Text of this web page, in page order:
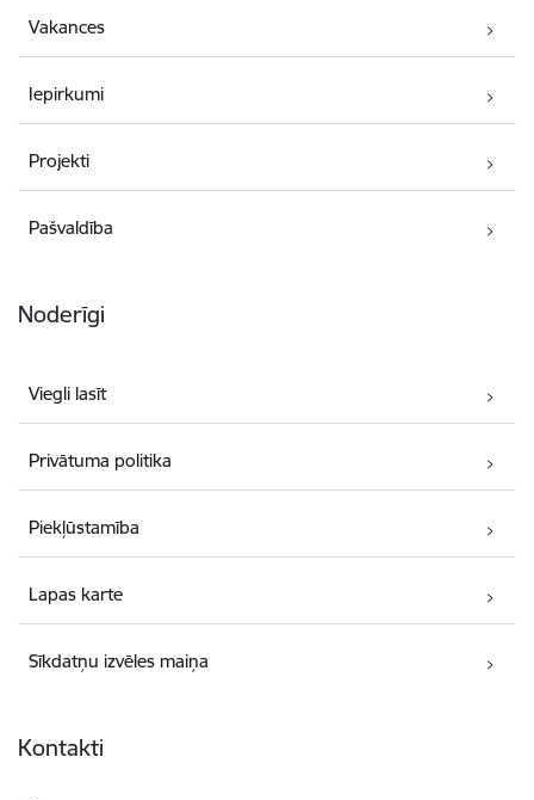
Vakances
Iepirkumi
Projekti
Pašvaldība
Noderīgi
Viegli lasīt
Privātuma politika
Piekļūstamība
Lapas karte
Sīkdatņu izvēles maiņa
Kontakti